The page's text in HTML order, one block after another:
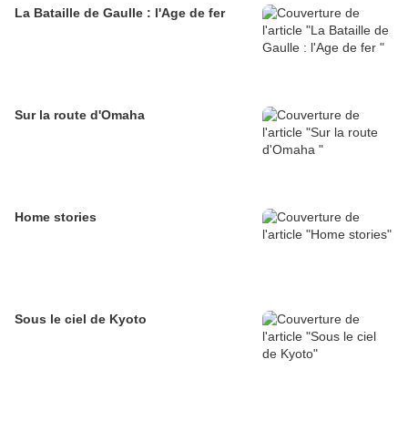
La Bataille de Gaulle : l'Age de fer
Sur la route d'Omaha
Home stories
Sous le ciel de Kyoto